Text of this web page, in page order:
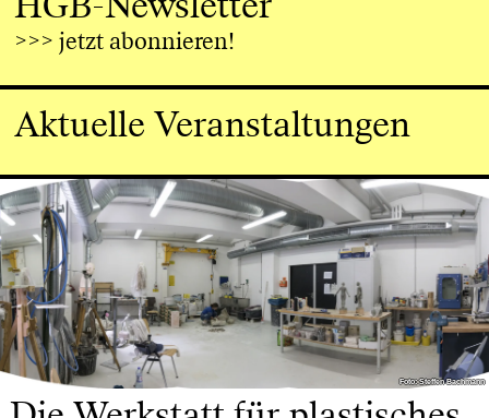
>>> jetzt abonnieren!
Aktuelle Veranstaltungen
Foto: Steffen Bachmann
Foto: Steffen Bachmann